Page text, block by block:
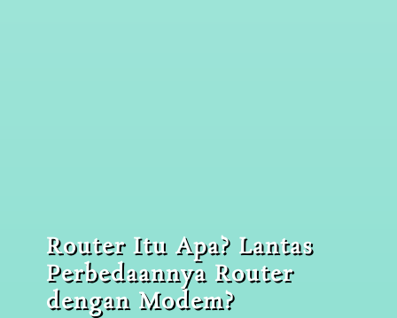
Router Itu Apa? Lantas
Perbedaannya Router
dengan Modem?